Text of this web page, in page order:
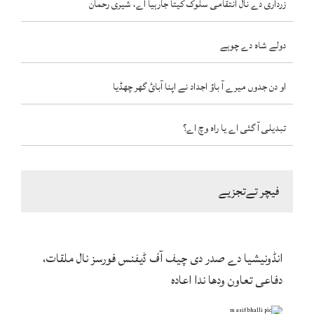
زرداری دے نال انتقامی سلوک کیتا جارہیا اے، شیری رحمان
دولے شاہ دے چوہے
او دن جدوں میرے آ باؤ اجداد نے اپنا آبائ گھر چھڈیا
تبدیلی آ گئی اے یا راہ وچ اے؟
فیچر تےتجزیے
انڈونیشیا دے صدر دی چیف آف ڈیفنس فورسز نال ملقات،
دفاعی تعاون ودھا ندا اعادہ